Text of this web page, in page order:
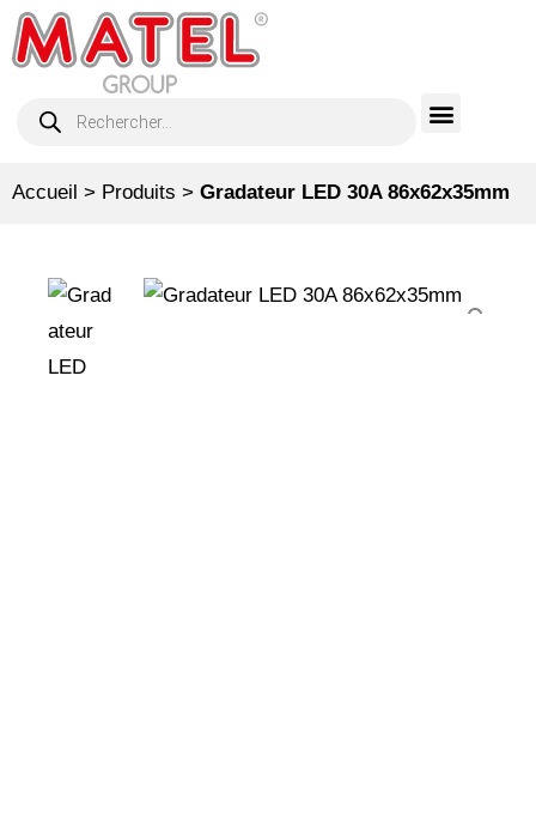
Accueil > Produits > Gradateur LED 30A 86x62x35mm